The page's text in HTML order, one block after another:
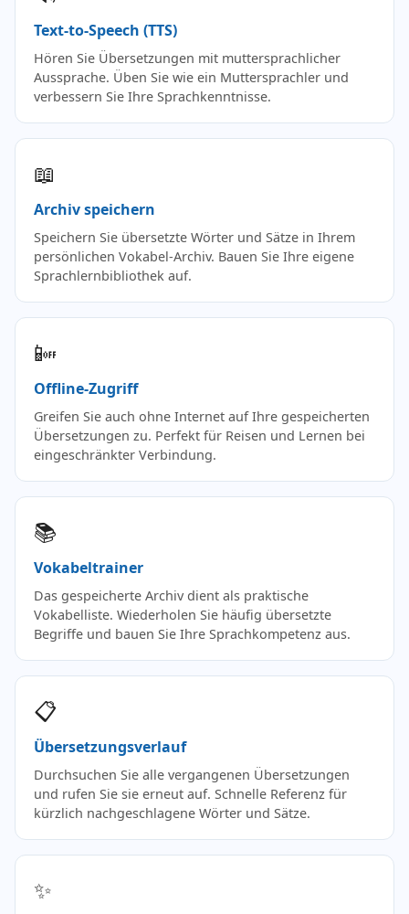
Text-to-Speech (TTS)
Hören Sie Übersetzungen mit muttersprachlicher
Aussprache. Üben Sie wie ein Muttersprachler und
verbessern Sie Ihre Sprachkenntnisse.
📖
Archiv speichern
Speichern Sie übersetzte Wörter und Sätze in Ihrem
persönlichen Vokabel-Archiv. Bauen Sie Ihre eigene
Sprachlernbibliothek auf.
📴
Offline-Zugriff
Greifen Sie auch ohne Internet auf Ihre gespeicherten
Übersetzungen zu. Perfekt für Reisen und Lernen bei
eingeschränkter Verbindung.
📚
Vokabeltrainer
Das gespeicherte Archiv dient als praktische
Vokabelliste. Wiederholen Sie häufig übersetzte
Begriffe und bauen Sie Ihre Sprachkompetenz aus.
📋
Übersetzungsverlauf
Durchsuchen Sie alle vergangenen Übersetzungen
und rufen Sie sie erneut auf. Schnelle Referenz für
kürzlich nachgeschlagene Wörter und Sätze.
✨